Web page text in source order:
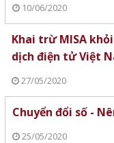
10/06/2020
Khai trừ MISA
dịch điện tử Việt
27/05/2020
Chuyển đổi số -
25/05/2020